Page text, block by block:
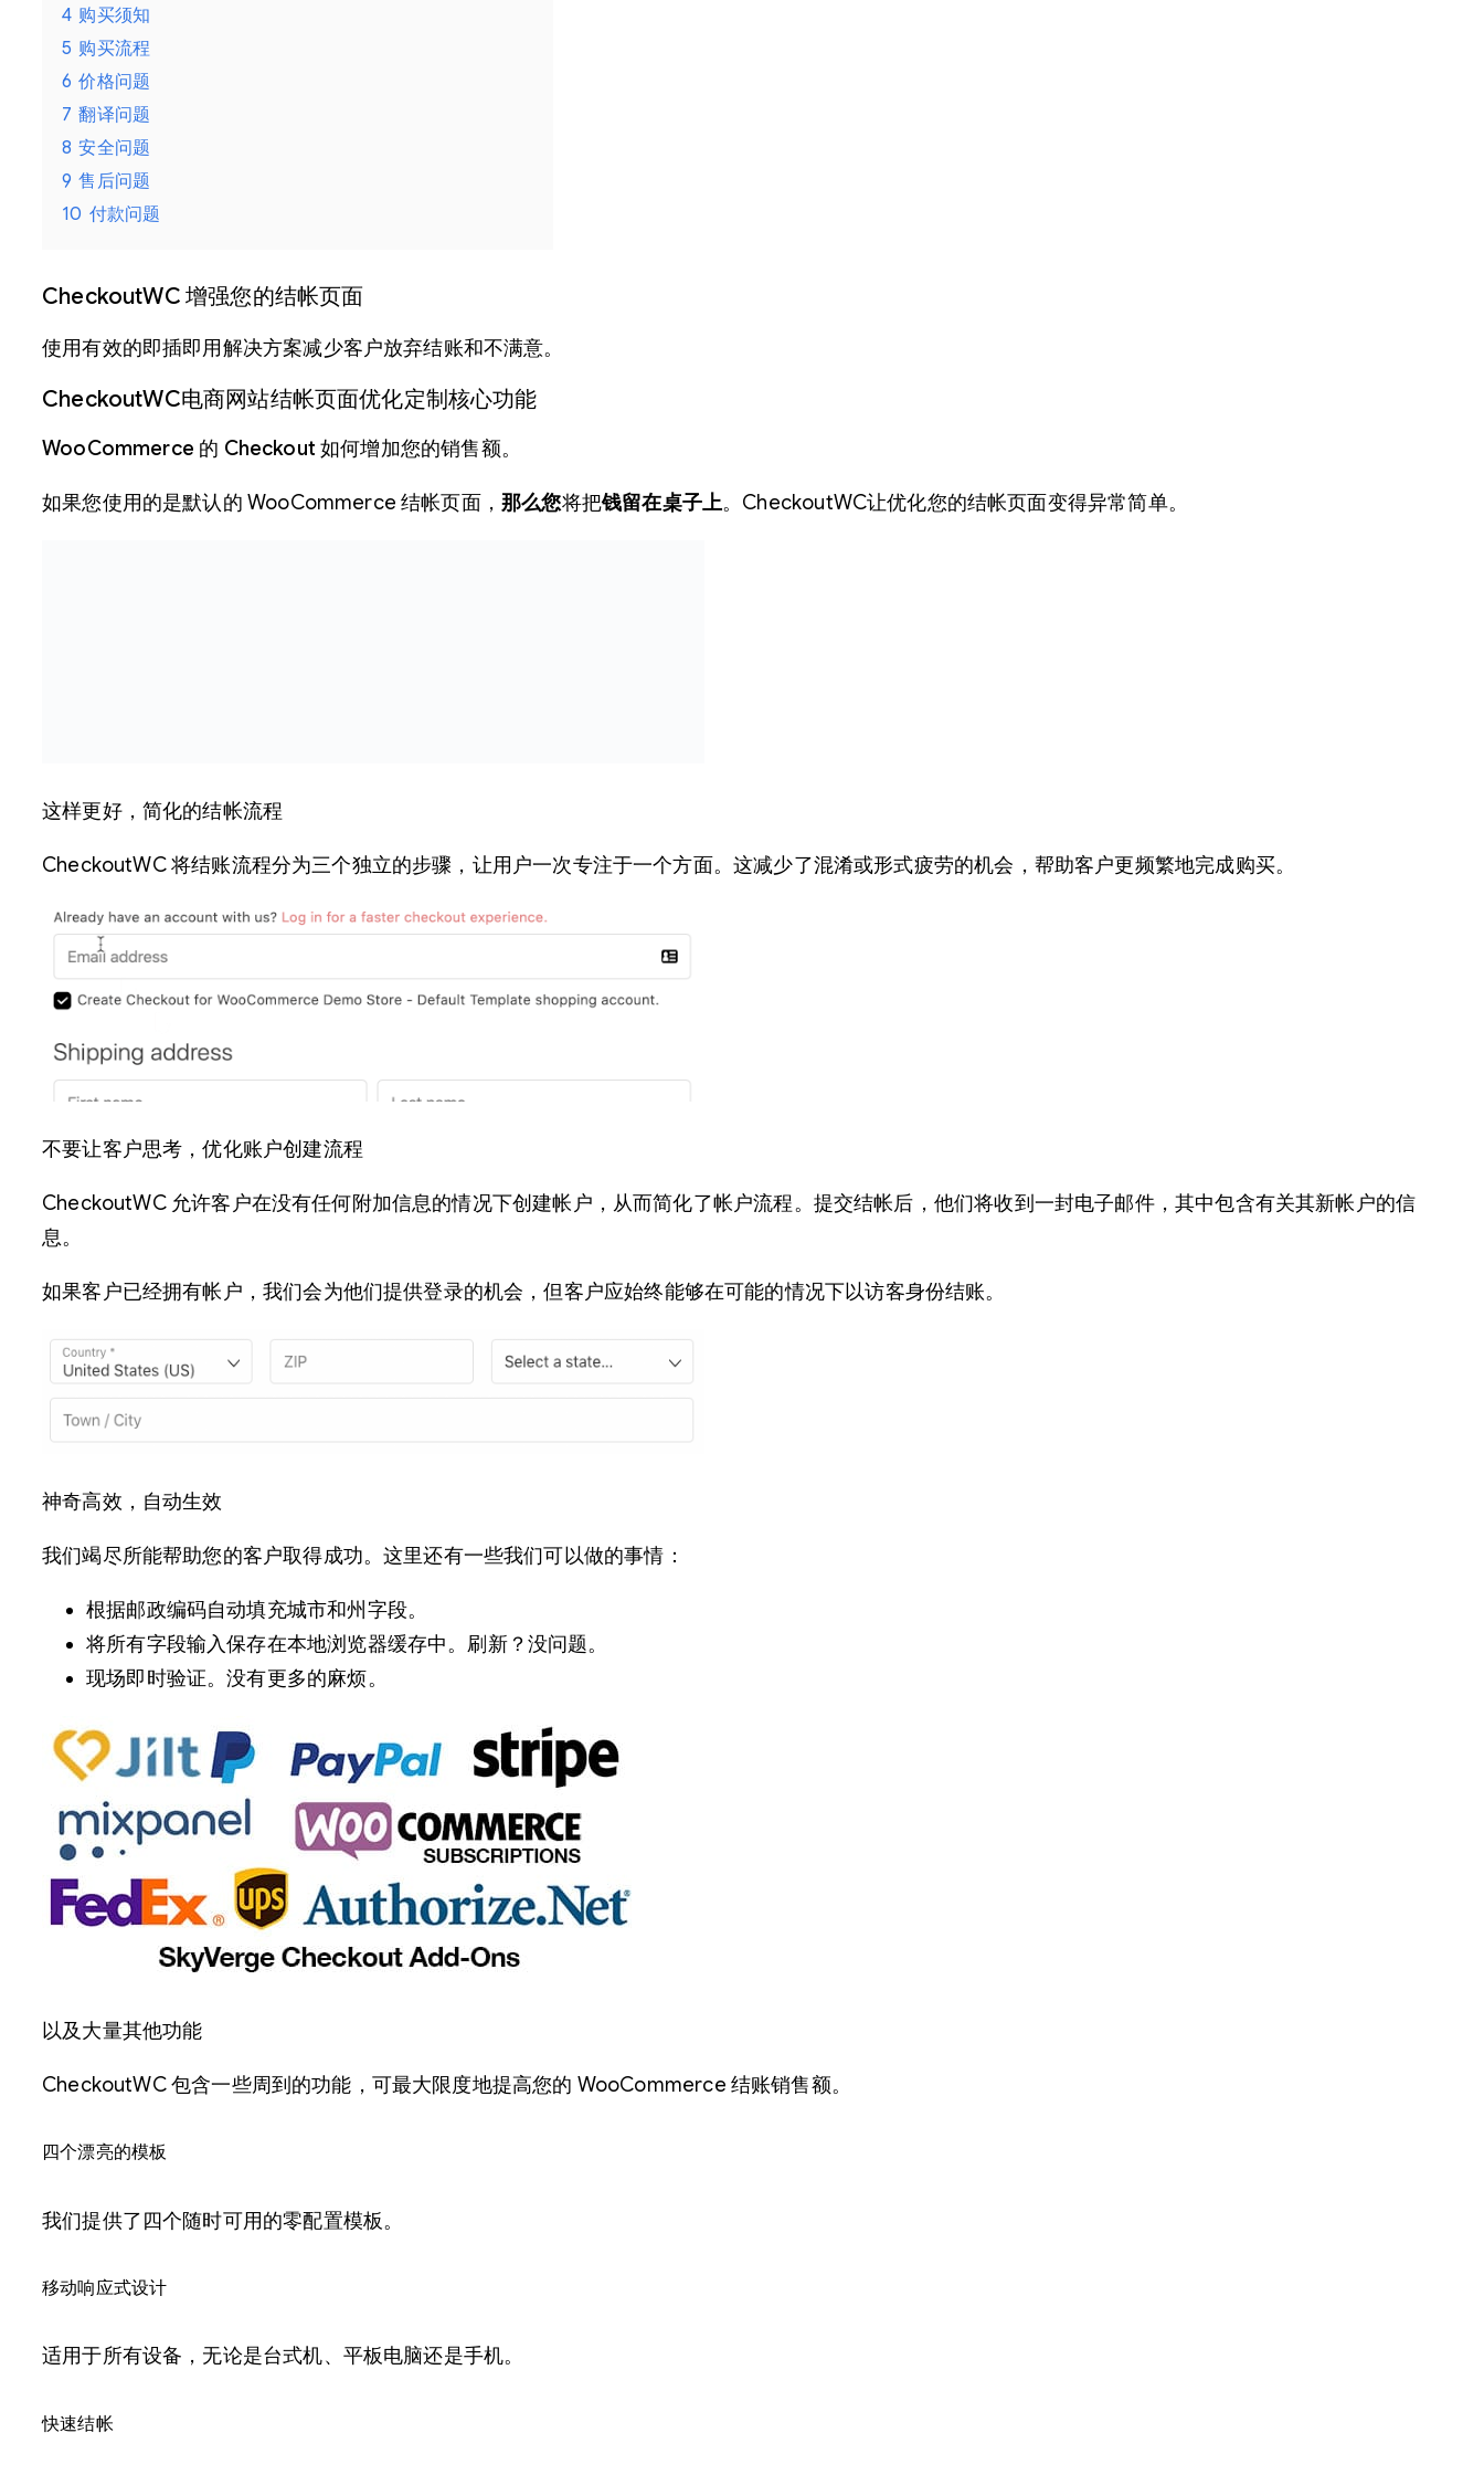
4 购买须知
5 购买流程
6 价格问题
7 翻译问题
8 安全问题
9 售后问题
10 付款问题
CheckoutWC 增强您的结帐页面
使用有效的即插即用解决方案减少客户放弃结账和不满意。
CheckoutWC电商网站结帐页面优化定制核心功能
WooCommerce 的 Checkout 如何增加您的销售额。
如果您使用的是默认的 WooCommerce 结帐页面，那么您将把钱留在桌子上。CheckoutWC让优化您的结帐页面变得异常简单。
这样更好，简化的结帐流程
CheckoutWC 将结账流程分为三个独立的步骤，让用户一次专注于一个方面。这减少了混淆或形式疲劳的机会，帮助客户更频繁地完成购买。
不要让客户思考，优化账户创建流程
CheckoutWC 允许客户在没有任何附加信息的情况下创建帐户，从而简化了帐户流程。提交结帐后，他们将收到一封电子邮件，其中包含有关其新帐户的信
息。
如果客户已经拥有帐户，我们会为他们提供登录的机会，但客户应始终能够在可能的情况下以访客身份结账。
神奇高效，自动生效
我们竭尽所能帮助您的客户取得成功。这里还有一些我们可以做的事情：
根据邮政编码自动填充城市和州字段。
将所有字段输入保存在本地浏览器缓存中。刷新？没问题。
现场即时验证。没有更多的麻烦。
以及大量其他功能
CheckoutWC 包含一些周到的功能，可最大限度地提高您的 WooCommerce 结账销售额。
四个漂亮的模板
我们提供了四个随时可用的零配置模板。
移动响应式设计
适用于所有设备，无论是台式机、平板电脑还是手机。
快速结帐